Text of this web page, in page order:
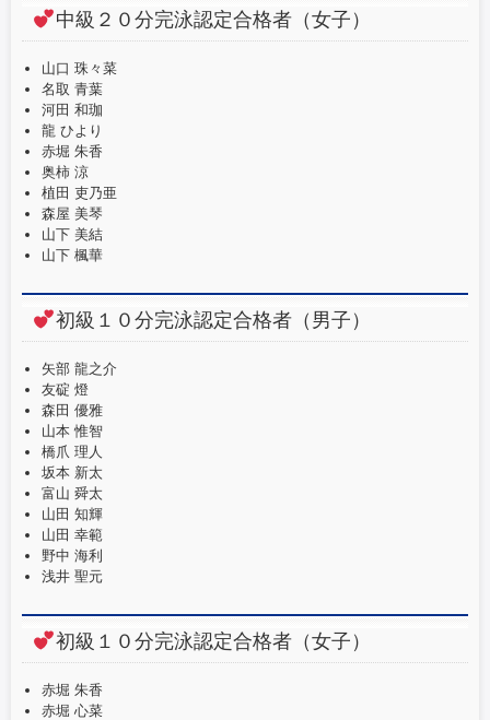
中級２０分完泳認定合格者（女子）
山口 珠々菜
名取 青葉
河田 和珈
龍 ひより
赤堀 朱香
奥柿 涼
植田 吏乃亜
森屋 美琴
山下 美結
山下 楓華
初級１０分完泳認定合格者（男子）
矢部 龍之介
友碇 燈
森田 優雅
山本 惟智
橋爪 理人
坂本 新太
富山 舜太
山田 知輝
山田 幸範
野中 海利
浅井 聖元
初級１０分完泳認定合格者（女子）
赤堀 朱香
赤堀 心菜